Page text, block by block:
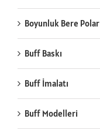
Boyunluk Bere Polar
Buff Baskı
Buff İmalatı
Buff Modelleri